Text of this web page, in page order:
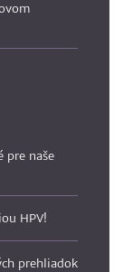
pre naše
HPV!
prehliadok